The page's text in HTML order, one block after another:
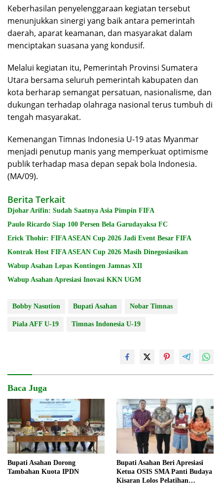
Keberhasilan penyelenggaraan kegiatan tersebut
menunjukkan sinergi yang baik antara pemerintah
daerah, aparat keamanan, dan masyarakat dalam
menciptakan suasana yang kondusif.
Melalui kegiatan itu, Pemerintah Provinsi Sumatera
Utara bersama seluruh pemerintah kabupaten dan
kota berharap semangat persatuan, nasionalisme, dan
dukungan terhadap olahraga nasional terus tumbuh di
tengah masyarakat.
Kemenangan Timnas Indonesia U-19 atas Myanmar
menjadi penutup manis yang memperkuat optimisme
publik terhadap masa depan sepak bola Indonesia.
(MA/09).
Berita Terkait
Djohar Arifin: Sudah Saatnya Asia Pimpin FIFA
Paulo Ricardo Siap 100 Persen Bela Garudayaksa FC
Erick Thohir: FIFA ASEAN Cup 2026 Jadi Event Besar FIFA
Kontrak Host FIFA ASEAN Cup 2026 Masih Dinegosiasikan
Wabup Asahan Lepas Kontingen Jamnas XII
Wabup Asahan Apresiasi Inovasi KKN UGM
Bobby Nasution Bupati Asahan Nobar Timnas
Piala AFF U-19 Timnas Indonesia U-19
Baca Juga
Bupati Asahan Dorong
Tambahan Kuota IPDN
Bupati Asahan Beri Apresiasi
Ketua OSIS SMA Panti Budaya
Kisaran Lolos Pelatihan